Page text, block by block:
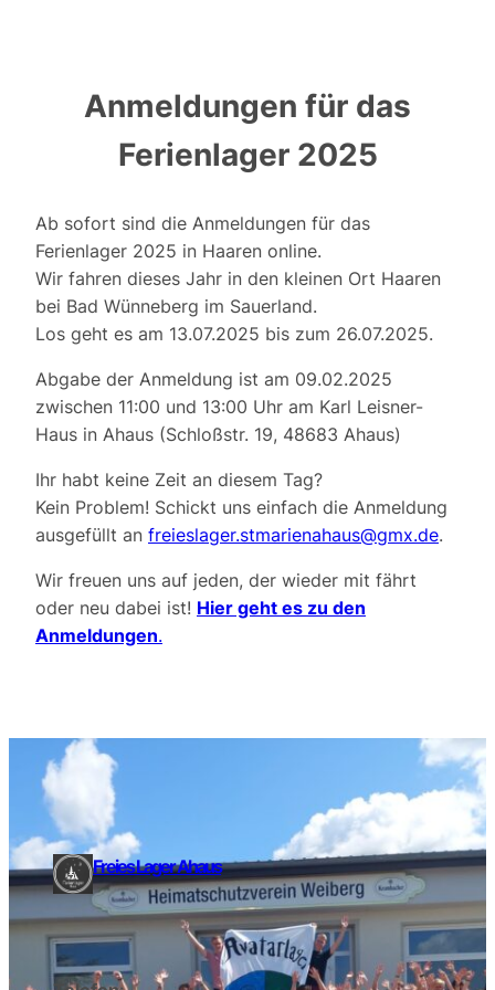
Anmeldungen für das
Ferienlager 2025
Ab sofort sind die Anmeldungen für das
Ferienlager 2025 in Haaren online.
Wir fahren dieses Jahr in den kleinen Ort Haaren
bei Bad Wünneberg im Sauerland.
Los geht es am 13.07.2025 bis zum 26.07.2025.
Abgabe der Anmeldung ist am 09.02.2025
zwischen 11:00 und 13:00 Uhr am Karl Leisner-
Haus in Ahaus (Schloßstr. 19, 48683 Ahaus)
Ihr habt keine Zeit an diesem Tag?
Kein Problem! Schickt uns einfach die Anmeldung
ausgefüllt an freieslager.stmarienahaus@gmx.de.
Wir freuen uns auf jeden, der wieder mit fährt
oder neu dabei ist! Hier geht es zu den
Anmeldungen.
Freies Lager Ahaus